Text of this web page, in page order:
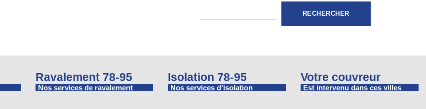
RECHERCHER
Ravalement 78-95
Nos services de ravalement
Isolation 78-95
Nos services d’isolation
Votre couvreur
Est intervenu dans ces villes